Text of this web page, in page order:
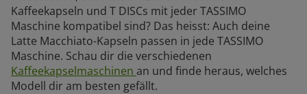
Kaffeekapseln und T DISCs mit jeder TASSIMO
Maschine kompatibel sind? Das heisst: Auch deine
Latte Macchiato-Kapseln passen in jede TASSIMO
Maschine. Schau dir die verschiedenen
Kaffeekapselmaschinen an und finde heraus, welches
Modell dir am besten gefällt.